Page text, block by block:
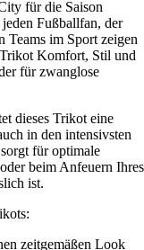
für die Saison
Fußballfan, der
Teams im Sport zeigen
Komfort, Stil und
für zwanglose
dieses Trikot eine
in den intensivsten
für optimale
beim Anfeuern Ihres
ist.
zeitgemäßen Look